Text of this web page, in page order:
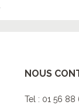
NOUS
Tel : 01 56 88